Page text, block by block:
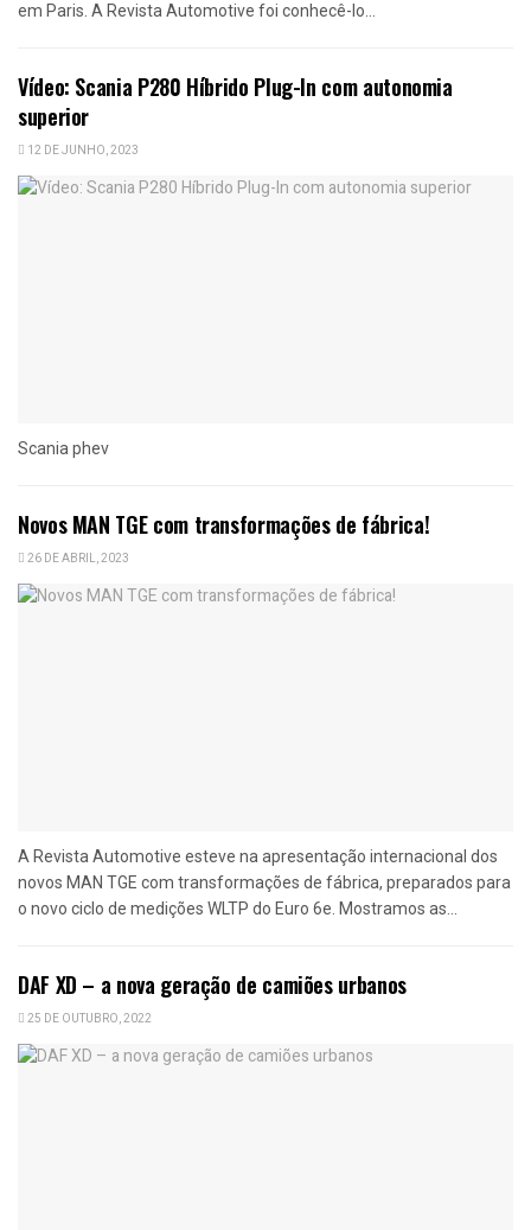
em Paris. A Revista Automotive foi conhecê-lo...
Vídeo: Scania P280 Híbrido Plug-In com autonomia
superior
12 DE JUNHO, 2023
Scania phev
Novos MAN TGE com transformações de fábrica!
26 DE ABRIL, 2023
A Revista Automotive esteve na apresentação internacional dos
novos MAN TGE com transformações de fábrica, preparados para
o novo ciclo de medições WLTP do Euro 6e. Mostramos as...
DAF XD – a nova geração de camiões urbanos
25 DE OUTUBRO, 2022